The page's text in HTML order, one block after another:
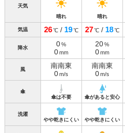
天気
晴れ
晴れ
気温 26℃/ 19℃ 27℃/ 18℃
降水 0%
0mm
20%
0mm
風
南南東
0m/s
南南東
0m/s
傘
傘は不要
傘があると安心
洗濯
やや乾きにくい
やや乾きにくい